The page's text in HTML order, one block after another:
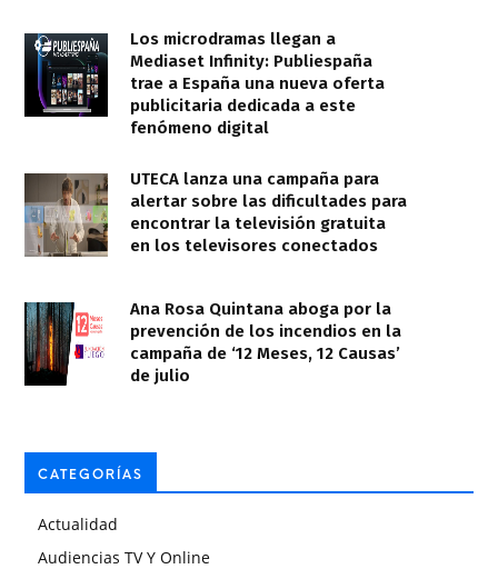
Los microdramas llegan a
Mediaset Infinity: Publiespaña
trae a España una nueva oferta
publicitaria dedicada a este
fenómeno digital
UTECA lanza una campaña para
alertar sobre las dificultades para
encontrar la televisión gratuita
en los televisores conectados
Ana Rosa Quintana aboga por la
prevención de los incendios en la
campaña de ‘12 Meses, 12 Causas’
de julio
CATEGORÍAS
Actualidad
Audiencias TV Y Online